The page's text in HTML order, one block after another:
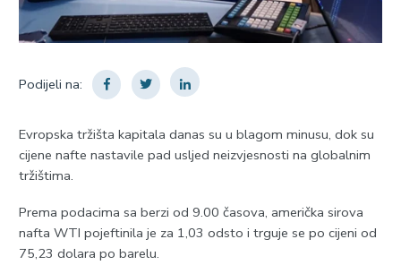
Podijeli na:
Evropska tržišta kapitala danas su u blagom minusu, dok su
cijene nafte nastavile pad usljed neizvjesnosti na globalnim
tržištima.
Prema podacima sa berzi od 9.00 časova, američka sirova
nafta WTI pojeftinila je za 1,03 odsto i trguje se po cijeni od
75,23 dolara po barelu.